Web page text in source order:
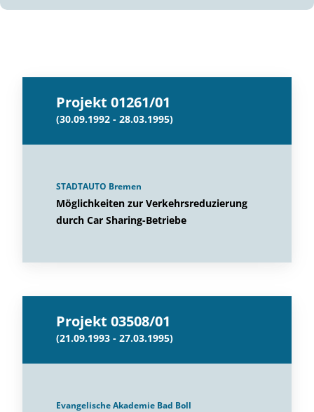
Projekt 01261/01
(30.09.1992 - 28.03.1995)
STADTAUTO Bremen
Möglichkeiten zur Verkehrsreduzierung
durch Car Sharing-Betriebe
Projekt 03508/01
(21.09.1993 - 27.03.1995)
Evangelische Akademie Bad Boll